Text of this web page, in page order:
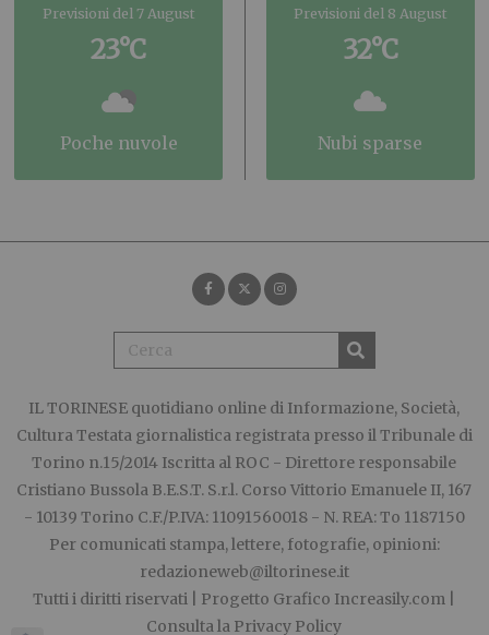
Previsioni del 7 August
23°C
poche nuvole
Previsioni del 8 August
32°C
nubi sparse
IL TORINESE quotidiano online di Informazione, Società,
Cultura Testata giornalistica registrata presso il Tribunale di
Torino n.15/2014 Iscritta al ROC - Direttore responsabile
Cristiano Bussola B.E.S.T. S.r.l. Corso Vittorio Emanuele II, 167
- 10139 Torino C.F./P.IVA: 11091560018 - N. REA: To 1187150
Per comunicati stampa, lettere, fotografie, opinioni:
redazioneweb@iltorinese.it
Tutti i diritti riservati | Progetto Grafico Increasily.com
Consulta la Privacy Policy